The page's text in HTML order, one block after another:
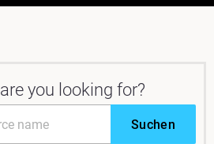
you looking for?
Suchen